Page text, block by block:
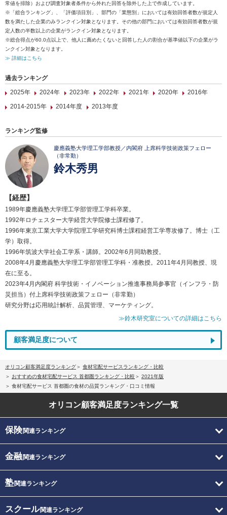
常値を排除）および調査対象者条件から外れた回答を除外した上で作成しています。
※「総合ランキング」、「評価項目別」、部門の「業態別」においては有効回答者数が規定人
数を満たした企業のみランクイン対象となります。その他の部門においては有効回答者数が規
定人数の半数以上の企業がランクイン対象となります。
※総合得点が60.0点以上で、他人に薦めたくないと回答した人の割合が基準値以下の企業がラ
ンクイン対象となります。
≫ 詳細はこちら
過去ランキング
2025年
2024年 2023年 2022年 2021年 2020年
2016年
2014-2015年
2014年度 2013年度
ランキング監修
慶應義塾大学理工学部教授／内閣府 上席科学技術政策フェロー
（非常勤）
鈴木秀男
【経歴】
1989年慶應義塾大学理工学部管理工学科卒業。
1992年ロチェスター大学経営大学院修士課程修了。
1996年東京工業大学大学院理工学研究科博士課程経営工学専攻修了。博士（工
学）取得。
1996年筑波大学社会工学系・講師。2002年6月同助教授。
2008年4月慶應義塾大学理工学部管理工学科・准教授。2011年4月同教授、現
在に至る。
2023年4月内閣府 科学技術・イノベーション推進事務局参事官（インフラ・防
災担当）付上席科学技術政策フェロー（非常勤）
研究分野は応用統計解析、品質管理、マーケティング。
≫鈴木研究室についての詳細はこちら
顧客満足度について
オリコン顧客満足度ランキング
食材宅配サービスランキング・比較
おすすめの食材宅配サービス 首都圏ランキング・比較
2021年版
食材宅配サービス 首都圏の食材の品質ランキング・口コミ情報
オリコン顧客満足度ランキング一覧
保険関連ランキング
金融関連ランキング
塾関連ランキング
スクール関連ランキング